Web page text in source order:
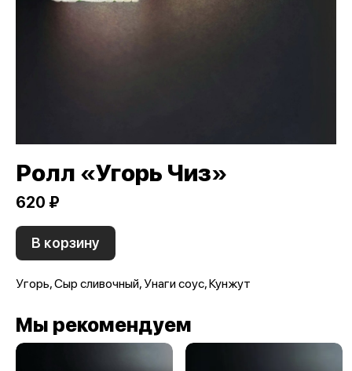
Ролл «Угорь Чиз»
620 ₽
В корзину
Угорь, Сыр сливочный, Унаги соус, Кунжут
Мы рекомендуем